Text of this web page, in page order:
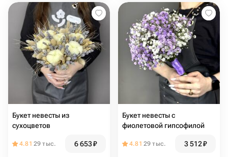
Букет невесты из
сухоцветов
4.81 29 тыс. 6 653₽
Букет невесты с
фиолетовой гипсофилой
4.81 29 тыс. 3 512₽